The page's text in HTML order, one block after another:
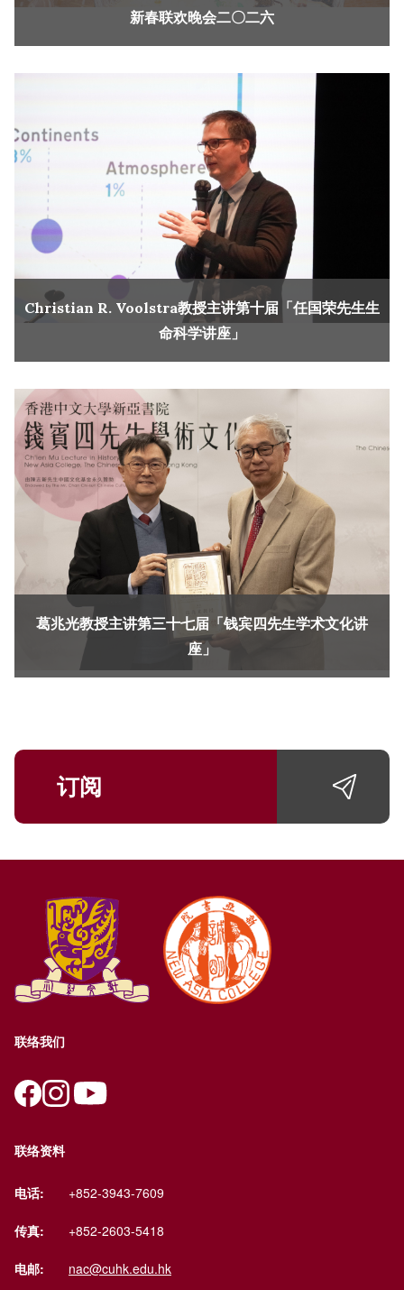
新春联欢晚会二〇二六
Christian R. Voolstra教授主讲第十届「任国荣先生生
命科学讲座」
葛兆光教授主讲第三十七届「钱宾四先生学术文化讲
座」
订阅
联络我们
联络资料
电话: +852-3943-7609
传真: +852-2603-5418
电邮: nac@cuhk.edu.hk